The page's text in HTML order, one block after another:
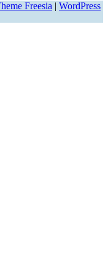
Freesia | WordPress